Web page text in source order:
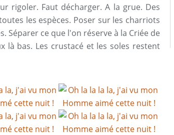
rigoler. Faut décharger. A la grue. Des
les espèces. Poser sur les charriots
Séparer ce que l'on réserve à la Criée de
là bas. Les crustacé et les soles restent